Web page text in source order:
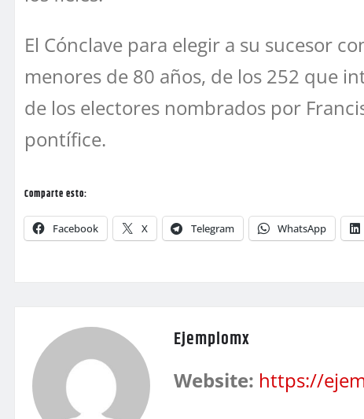
El Cónclave para elegir a su sucesor
menores de 80 años, de los 252 que
de los electores nombrados por
pontífice.
Comparte esto:
Facebook X Telegram WhatsApp
Ejemplomx
Website: https://